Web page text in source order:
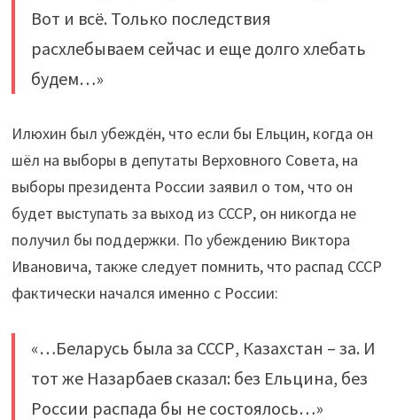
Вот и всё. Только последствия
расхлебываем сейчас и еще долго хлебать
будем…»
Илюхин был убеждён, что если бы Ельцин, когда он
шёл на выборы в депутаты Верховного Совета, на
выборы президента России заявил о том, что он
будет выступать за выход из СССР, он никогда не
получил бы поддержки. По убеждению Виктора
Ивановича, также следует помнить, что распад СССР
фактически начался именно с России:
«…Беларусь была за СССР, Казахстан – за. И
тот же Назарбаев сказал: без Ельцина, без
России распада бы не состоялось…»